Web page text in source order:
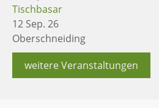
Tischbasar
12 Sep. 26
Oberschneiding
weitere Veranstaltungen